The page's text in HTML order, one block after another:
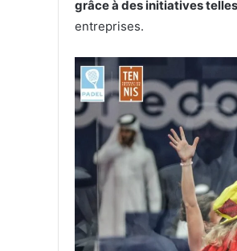
grâce à des initiatives
entreprises.